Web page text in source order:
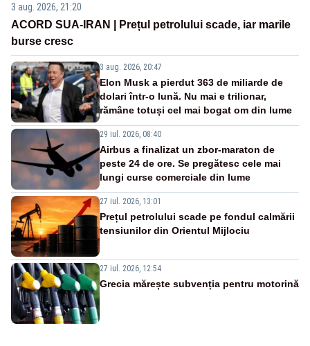
3 aug. 2026, 21:20
ACORD SUA-IRAN | Prețul petrolului scade, iar marile
burse cresc
3 aug. 2026, 20:47
Elon Musk a pierdut 363 de miliarde de
dolari într-o lună. Nu mai e trilionar,
rămâne totuși cel mai bogat om din lume
29 iul. 2026, 08:40
Airbus a finalizat un zbor-maraton de
peste 24 de ore. Se pregătesc cele mai
lungi curse comerciale din lume
27 iul. 2026, 13:01
Prețul petrolului scade pe fondul calmării
tensiunilor din Orientul Mijlociu
27 iul. 2026, 12:54
Grecia mărește subvenția pentru motorină